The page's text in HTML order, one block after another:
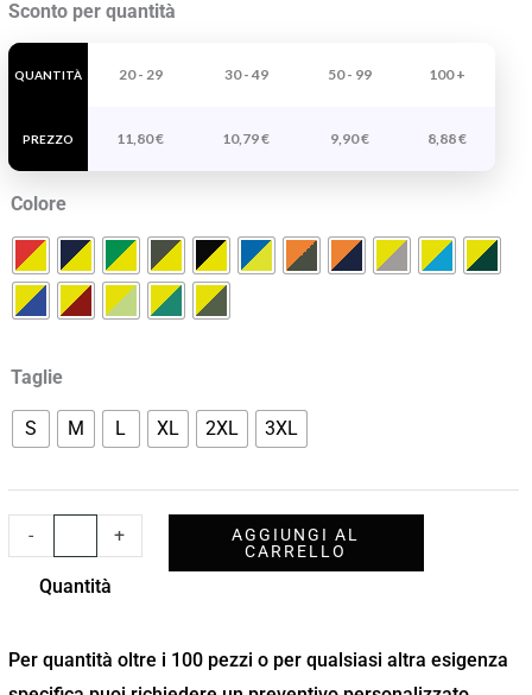
Sconto per quantità
QUANTITÀ
PREZZO
20 - 29 30 - 49 50 - 99 100 +
11,80€ 10,79€ 9,90€ 8,88€
Colore
Taglie
S M L XL 2XL 3XL
-
Polo
Delaware
Alta
MC
quantità
+
AGGIUNGI AL
CARRELLO
Quantità
Per quantità oltre i 100 pezzi o per qualsiasi altra esigenza